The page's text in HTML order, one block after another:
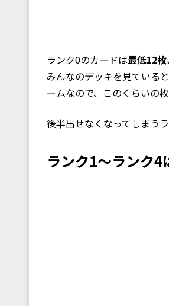
ランク0のカードは最低12枚
みんなのデッキを見ている
ームなので、このくらいの
後半出せなくなってしまう
ランク1〜ランク4